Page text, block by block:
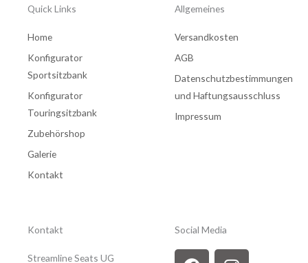
Quick Links
Home
Konfigurator
Sportsitzbank
Konfigurator
Touringsitzbank
Zubehörshop
Galerie
Kontakt
Allgemeines
Versandkosten
AGB
Datenschutzbestimmungen
und Haftungsausschluss
Impressum
Kontakt
Streamline Seats UG
Social Media
F I
Y